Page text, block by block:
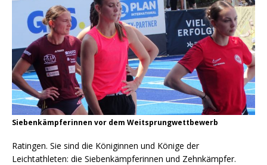
Siebenkämpferinnen vor dem Weitsprungwettbewerb
Ratingen. Sie sind die Königinnen und Könige der
Leichtathleten: die Siebenkämpferinnen und Zehnkämpfer.